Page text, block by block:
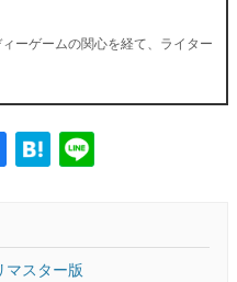
ーゲームの関心を経て、ライター
マスター版